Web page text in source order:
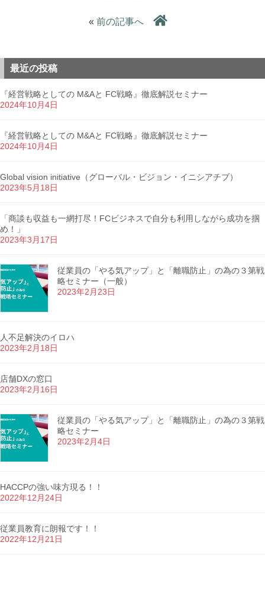
« 前の記事へ
最近の投稿
『経営戦略としての M&Aと FC戦略』徹底解説セミナー
2024年10月4日
『経営戦略としての M&Aと FC戦略』徹底解説セミナー
2024年10月4日
Global vision initiative（グローバル・ビジョン・イニシアチブ）
2023年5月18日
「商談も収益も一網打尽！FCビジネスで自分も利用しながら成功を掴
め！」
2023年3月17日
従業員の「やる気アップ」と「離職防止」の為の３第戦
略セミナー（一般）
2023年2月23日
人不足解決のイロハ
2023年2月18日
店舗DXの窓口
2023年2月16日
従業員の「やる気アップ」と「離職防止」の為の３第戦
略セミナー
2023年2月4日
HACCPの強い味方現る！！
2022年12月24日
従業員教育に朗報です！！
2022年12月21日